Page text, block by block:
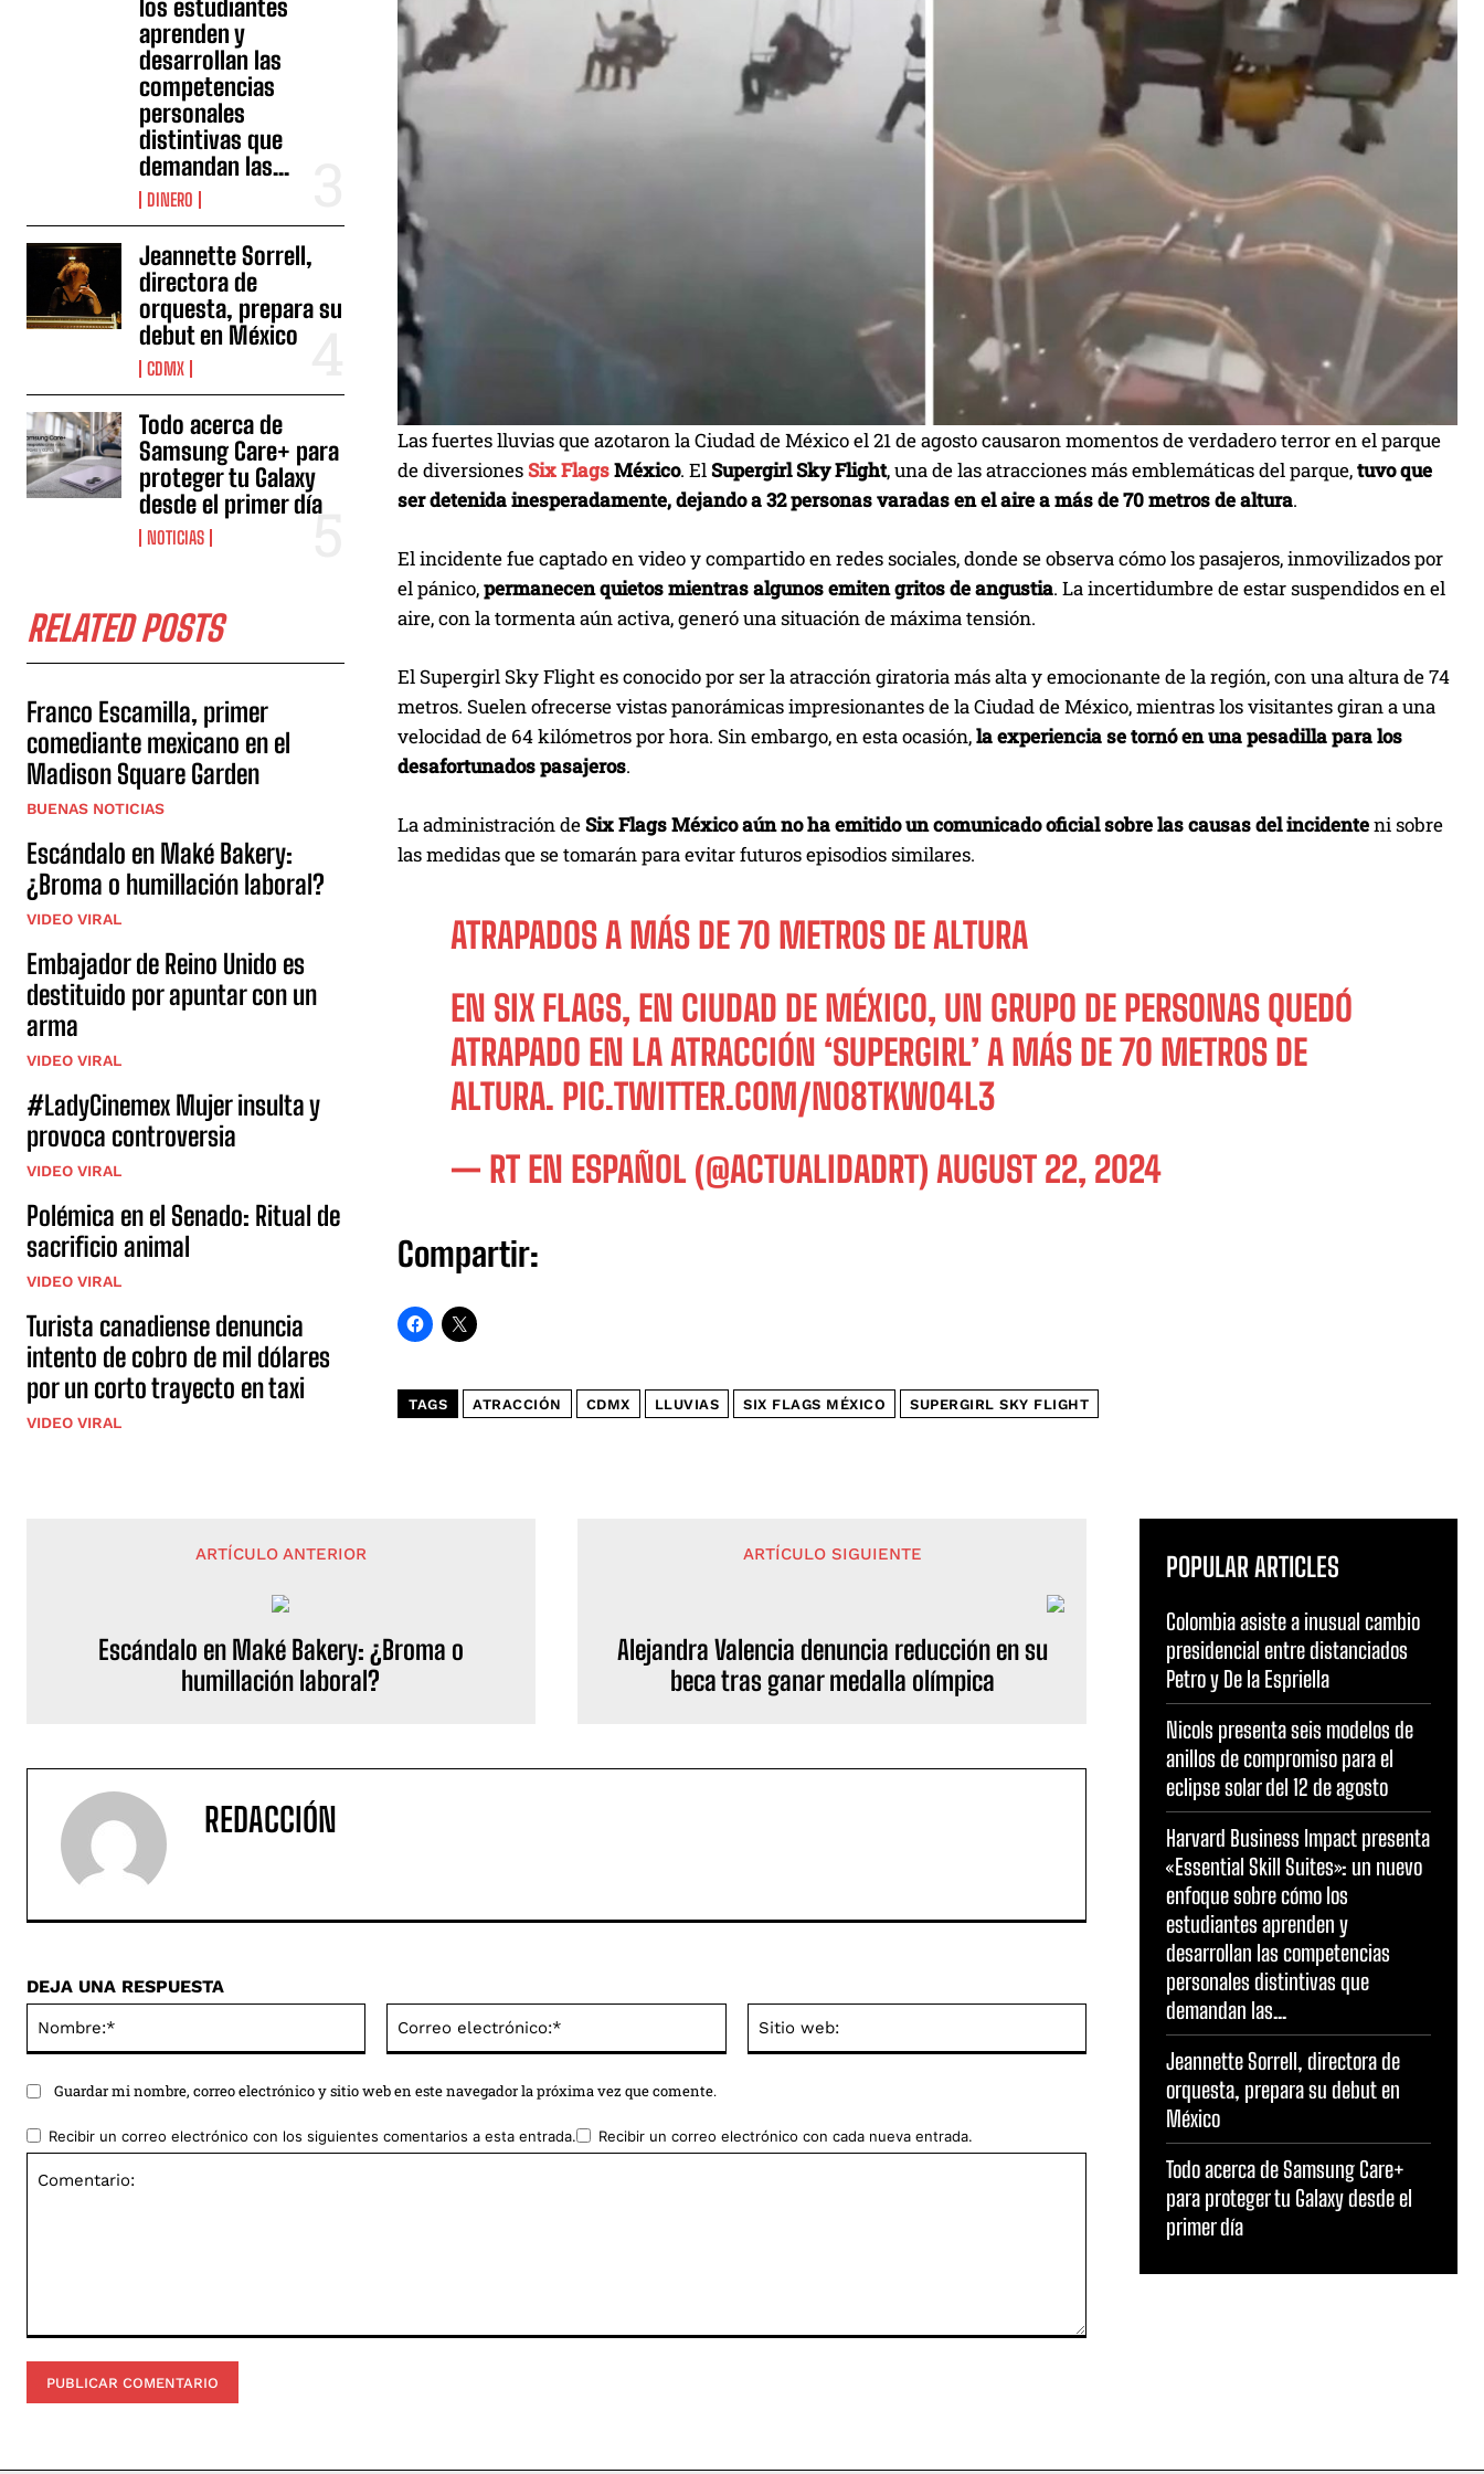
los estudiantes
aprenden y
desarrollan las
competencias
personales
distintivas que
demandan las...
DINERO
Jeannette Sorrell,
directora de
orquesta, prepara su
debut en México
CDMX
Todo acerca de
Samsung Care+ para
proteger tu Galaxy
desde el primer día
NOTICIAS
RELATED POSTS
Franco Escamilla, primer
comediante mexicano en el
Madison Square Garden
BUENAS NOTICIAS
Escándalo en Maké Bakery:
¿Broma o humillación laboral?
VIDEO VIRAL
Embajador de Reino Unido es
destituido por apuntar con un
arma
VIDEO VIRAL
#LadyCinemex Mujer insulta y
provoca controversia
VIDEO VIRAL
Polémica en el Senado: Ritual de
sacrificio animal
VIDEO VIRAL
Turista canadiense denuncia
intento de cobro de mil dólares
por un corto trayecto en taxi
VIDEO VIRAL
Las fuertes lluvias que azotaron la Ciudad de México el 21 de agosto causaron momentos de verdadero terror en el parque
de diversionesSix FlagsMéxico. ElSupergirl Sky Flight, una de las atracciones más emblemáticas del parque,tuvo que
ser detenida inesperadamente, dejando a 32 personas varadas en el aire a más de 70 metros de altura.
El incidente fue captado en video y compartido en redes sociales, donde se observa cómo los pasajeros, inmovilizados por
el pánico,permanecen quietos mientras algunos emiten gritos de angustia. La incertidumbre de estar suspendidos en el
aire, con la tormenta aún activa, generó una situación de máxima tensión.
El Supergirl Sky Flight es conocido por ser la atracción giratoria más alta y emocionante de la región, con una altura de 74
metros. Suelen ofrecerse vistas panorámicas impresionantes de la Ciudad de México, mientras los visitantes giran a una
velocidad de 64 kilómetros por hora. Sin embargo, en esta ocasión,la experiencia se tornó en una pesadilla para los
desafortunados pasajeros.
La administración deSix Flags México aún no ha emitido un comunicado oficial sobre las causas del incidenteni sobre
las medidas que se tomarán para evitar futuros episodios similares.
ATRAPADOS A MÁS DE 70 METROS DE ALTURA
EN SIX FLAGS, EN CIUDAD DE MÉXICO, UN GRUPO DE PERSONAS QUEDÓ
ATRAPADO EN LA ATRACCIÓN ‘SUPERGIRL’ A MÁS DE 70 METROS DE
ALTURA. PIC.TWITTER.COM/NO8TKW04L3
— RT EN ESPAÑOL (@ACTUALIDADRT) AUGUST 22, 2024
Compartir:
TAGS ATRACCIÓN CDMX LLUVIAS SIX FLAGS MÉXICO SUPERGIRL SKY FLIGHT
ARTÍCULO ANTERIOR
Escándalo en Maké Bakery: ¿Broma o
humillación laboral?
ARTÍCULO SIGUIENTE
Alejandra Valencia denuncia reducción en su
beca tras ganar medalla olímpica
REDACCIÓN
DEJA UNA RESPUESTA
electrónico:*
Guardar mi nombre, correo electrónico y sitio web en este navegador la próxima vez que comente.
Recibir un correo electrónico con los siguientes comentarios a esta entrada. Recibir un correo electrónico con cada nueva entrada.
POPULAR ARTICLES
Colombia asiste a inusual cambio
presidencial entre distanciados
Petro y De la Espriella
Nicols presenta seis modelos de
anillos de compromiso para el
eclipse solar del 12 de agosto
Harvard Business Impact presenta
«Essential Skill Suites»: un nuevo
enfoque sobre cómo los
estudiantes aprenden y
desarrollan las competencias
personales distintivas que
demandan las...
Jeannette Sorrell, directora de
orquesta, prepara su debut en
México
Todo acerca de Samsung Care+
para proteger tu Galaxy desde el
primer día